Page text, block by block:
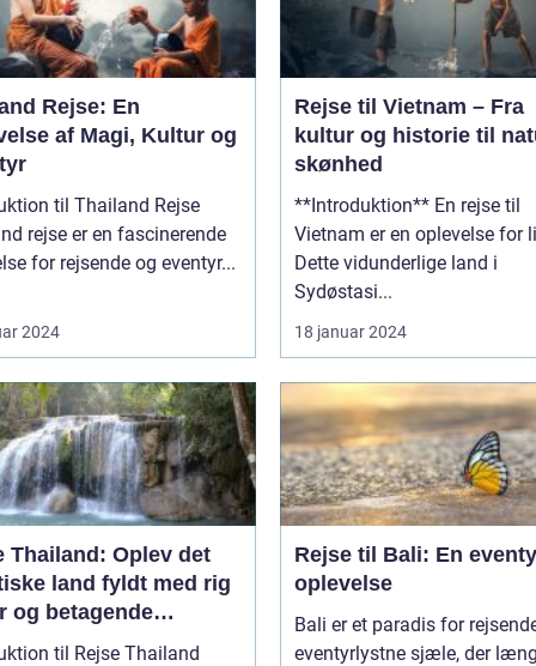
Rejse: En
af Magi, Kultur og
til Thailand Rejse
rejse er en fascinerende
for rejsende og eventyr...
2024
Rejse til Vietnam – Fra
kultur og historie til
skønhed
**Introduktion** En rejse til
Vietnam er en oplevelse for
Dette vidunderlige land i
Sydøstasi...
18 januar 2024
Thailand: Oplev det
land fyldt med rig
og betagende
til Rejse Thailand
Rejse til Bali: En
oplevelse
Bali er et paradis for
eventyrlystne sjæle, der